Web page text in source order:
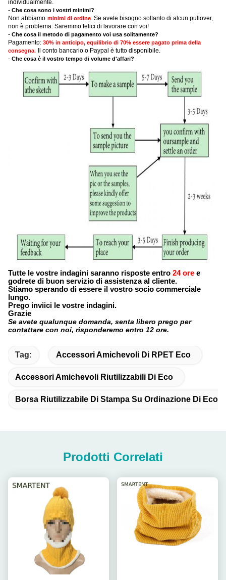
individualmente.
- Che cosa sono i vostri minimi?
Non abbiamo minimi di ordine. Se avete bisogno soltanto di alcun pullover,
non è problema. Saremmo felici di lavorare con voi!
- Che cosa il metodo di pagamento voi usa solitamente?
Pagamento: 30% in anticipo, equilibrio di 70% essere pagato prima della
consegna.
Il conto bancario o Paypal è tutto disponibile.
- Che cosa è il vostro tempo di volume d'affari?
Tutte le vostre indagini saranno risposte entro 24 ore e
godrete di buon servizio di assistenza al cliente.
Stiamo sperando di essere il vostro socio commerciale
lungo.
Prego inviici le vostre indagini.
Grazie
Se avete qualunque domanda, senta libero prego per
contattare con noi, risponderemo entro 12 ore.
Tag: Accessori Amichevoli Di RPET Eco
Accessori Amichevoli Riutilizzabili Di Eco
Borsa Riutilizzabile Di Stampa Su Ordinazione Di Eco
Prodotti Correlati